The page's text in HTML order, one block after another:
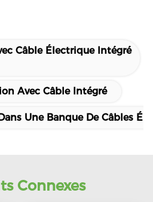
Câble Électrique Intégré
Avec Câble Intégré
Une Banque De Câbles
Connexes